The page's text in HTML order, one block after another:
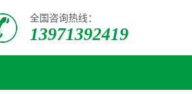
全国咨询热线：
13971392419